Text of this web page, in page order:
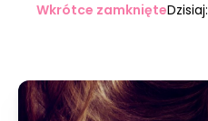
Wkrótce zamknięteDzisiaj: